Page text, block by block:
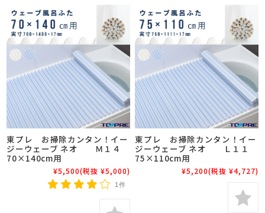
東プレ お掃除カンタン！イー
ジーウェーブ ネオ Ｍ１４
70×140cm用
¥5,500(税抜 ¥5,000)
1件
東プレ お掃除カンタン！イー
ジーウェーブ ネオ Ｌ１１
75×110cm用
¥5,200(税抜 ¥4,727)